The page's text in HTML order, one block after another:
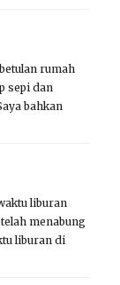
rumah
sepi dan
bahkan
liburan
menabung
liburan di